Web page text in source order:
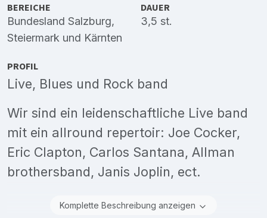
BEREICHE
Bundesland Salzburg,
Steiermark und Kärnten
DAUER
3,5 st.
PROFIL
Live, Blues und Rock band
Wir sind ein leidenschaftliche Live band
mit ein allround repertoir: Joe Cocker,
Eric Clapton, Carlos Santana, Allman
brothersband, Janis Joplin, ect.
Komplette Beschreibung anzeigen